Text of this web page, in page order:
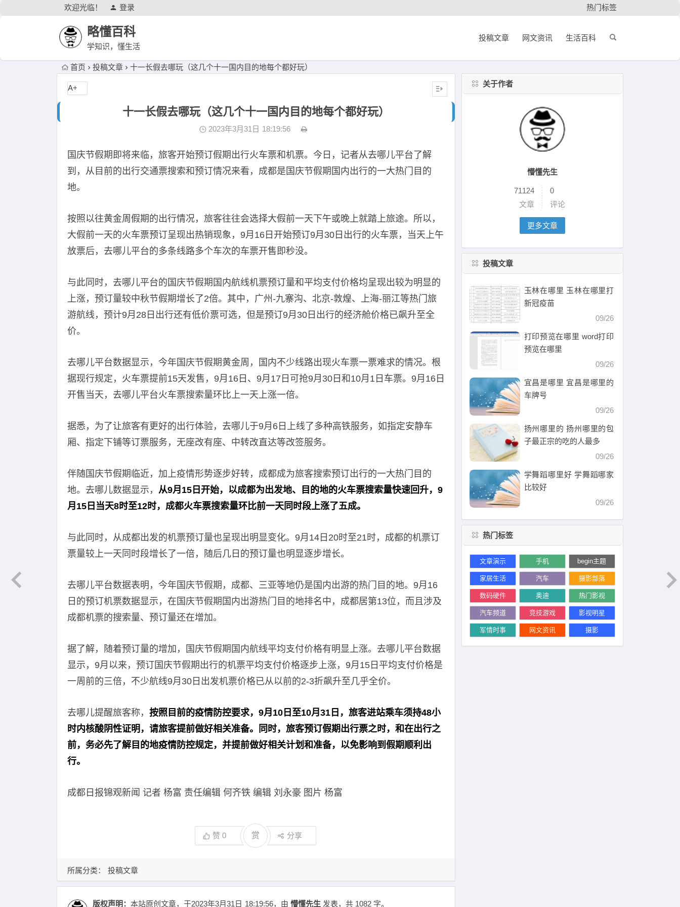
欢迎光临！ 登录 热门标签
略懂百科
学知识，懂生活
投稿文章 网文资讯 生活百科
首页 投稿文章 十一长假去哪玩（这几个十一国内目的地每个都好玩）
十一长假去哪玩（这几个十一国内目的地每个都好玩）
2023年3月31日 18:19:56
国庆节假期即将来临，旅客开始预订假期出行火车票和机票。今日，记者从去哪儿平台了解
到，从目前的出行交通票搜索和预订情况来看，成都是国庆节假期国内出行的一大热门目的
地。
按照以往黄金周假期的出行情况，旅客往往会选择大假前一天下午或晚上就踏上旅途。所以，
大假前一天的火车票预订呈现出热销现象，9月16日开始预订9月30日出行的火车票，当天上午
放票后，去哪儿平台的多条线路多个车次的车票开售即秒没。
与此同时，去哪儿平台的国庆节假期国内航线机票预订量和平均支付价格均呈现出较为明显的
上涨，预订量较中秋节假期增长了2倍。其中，广州-九寨沟、北京-敦煌、上海-丽江等热门旅
游航线，预计9月28日出行还有低价票可选，但是预订9月30日出行的经济舱价格已飙升至全
价。
去哪儿平台数据显示，今年国庆节假期黄金周，国内不少线路出现火车票一票难求的情况。根
据现行规定，火车票提前15天发售，9月16日、9月17日可抢9月30日和10月1日车票。9月16日
开售当天，去哪儿平台火车票搜索量环比上一天上涨一倍。
据悉，为了让旅客有更好的出行体验，去哪儿于9月6日上线了多种高铁服务，如指定安静车
厢、指定下铺等订票服务，无座改有座、中转改直达等改签服务。
伴随国庆节假期临近，加上疫情形势逐步好转，成都成为旅客搜索预订出行的一大热门目的
地。去哪儿数据显示， 从9月15日开始，以成都为出发地、目的地的火车票搜索量快速回升，9
月15日当天8时至12时，成都火车票搜索量环比前一天同时段上涨了五成。
与此同时，从成都出发的机票预订量也呈现出明显变化。9月14日20时至21时，成都的机票订
票量较上一天同时段增长了一倍，随后几日的预订量也明显逐步增长。
去哪儿平台数据表明，今年国庆节假期，成都、三亚等地仍是国内出游的热门目的地。9月16
日的预订机票数据显示，在国庆节假期国内出游热门目的地排名中，成都居第13位，而且涉及
成都机票的搜索量、预订量还在增加。
据了解，随着预订量的增加，国庆节假期国内航线平均支付价格有明显上涨。去哪儿平台数据
显示，9月以来，预订国庆节假期出行的机票平均支付价格逐步上涨，9月15日平均支付价格是
一周前的三倍，不少航线9月30日出发机票价格已从以前的2-3折飙升至几乎全价。
去哪儿提醒旅客称， 按照目前的疫情防控要求，9月10日至10月31日，旅客进站乘车须持48小
时内核酸阴性证明，请旅客提前做好相关准备。同时，旅客预订假期出行票之时，和在出行之
前，务必先了解目的地疫情防控规定，并提前做好相关计划和准备，以免影响到假期顺利出
行。
成都日报锦观新闻 记者 杨富 责任编辑 何齐铁 编辑 刘永豪 图片 杨富
赞 0 赏 分享
A+
所属分类： 投稿文章
版权声明： 本站原创文章，于2023年3月31日 18:19:56，由 懵懂先生 发表，共 1082 字。
关于作者
懵懂先生
71124
文章
0
评论
更多文章
投稿文章
玉林在哪里 玉林在哪里打
新冠疫苗
09/26
打印预览在哪里 word打印
预览在哪里
09/26
宜昌是哪里 宜昌是哪里的
车牌号
09/26
扬州哪里的 扬州哪里的包
子最正宗的吃的人最多
09/26
学舞蹈哪里好 学舞蹈哪家
比较好
09/26
热门标签
文章演示 手机 begin主题
家居生活 汽车 摄影部落
数码硬件 奥迪 热门影视
汽车频道 竞技游戏 影视明星
军情时事 网文资讯 摄影